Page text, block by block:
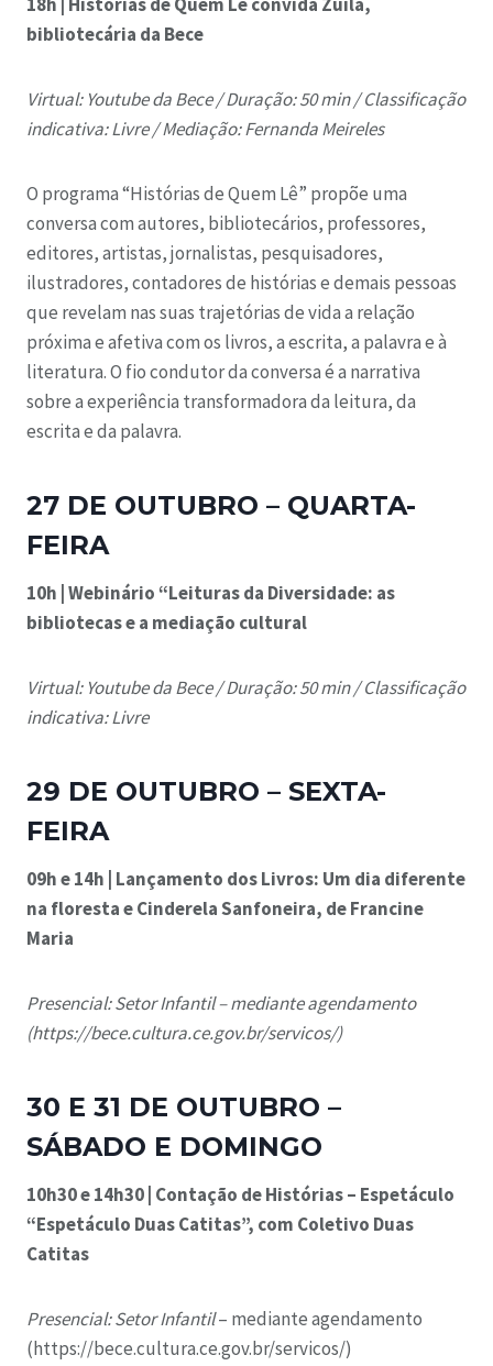
bibliotecária da Bece
Virtual: Youtube da Bece /Duração: 50 min /Classificação
indicativa: Livre /Mediação: Fernanda Meireles
O programa “Histórias de Quem Lê” propõe uma
conversa com autores, bibliotecários, professores,
editores, artistas, jornalistas, pesquisadores,
ilustradores, contadores de histórias e demais pessoas
que revelam nas suas trajetórias de vida a relação
próxima e afetiva com os livros, a escrita, a palavra e à
literatura. O fio condutor da conversa é a narrativa
sobre a experiência transformadora da leitura, da
escrita e da palavra.
27 DE OUTUBRO – QUARTA-
FEIRA
10h | Webinário “Leituras da Diversidade: as
bibliotecas e a mediação cultural
Virtual: Youtube da Bece /Duração: 50 min /Classificação
indicativa: Livre
29 DE OUTUBRO – SEXTA-
FEIRA
09h e 14h | Lançamento dos Livros: Um dia diferente
na floresta e Cinderela Sanfoneira, de Francine
Maria
Presencial: Setor Infantil – mediante agendamento
(https://bece.cultura.ce.gov.br/servicos/)
30 E 31 DE OUTUBRO –
SÁBADO E DOMINGO
10h30 e 14h30 | Contação de Histórias – Espetáculo
“Espetáculo Duas Catitas”, com Coletivo Duas
Catitas
Presencial: Setor Infantil– mediante agendamento
(https://bece.cultura.ce.gov.br/servicos/)